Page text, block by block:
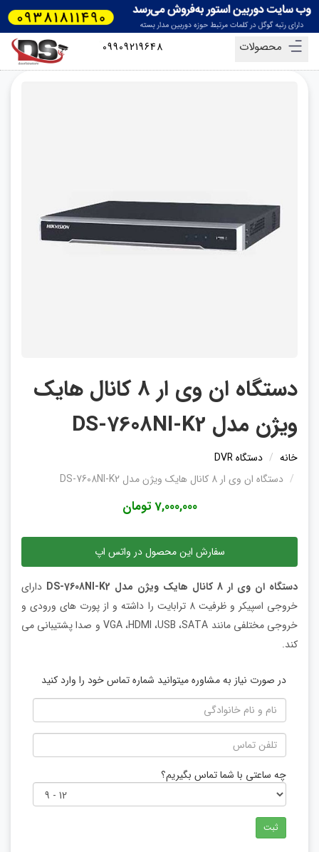
محصولات 09909219648
دستگاه ان وی ار 8 کانال هایک
ویژن مدل DS-7608NI-K2
خانه
دستگاه DVR
دستگاه ان وی ار 8 کانال هایک ویژن مدل DS-7608NI-K2
7,000,000 تومان
سفارش این محصول در واتس اپ
دستگاه ان وی ار 8 کانال هایک ویژن مدل DS-7608NI-K2
دارای
خروجی اسپیکر و ظرفیت 8 ترابایت را داشته و از پورت های ورودی و
خروجی مختلفی مانند VGA ،HDMI ،USB ،SATA و صدا پشتیبانی می
کند.
در صورت نیاز به مشاوره میتوانید شماره تماس خود را وارد کنید
چه ساعتی با شما تماس بگیریم؟
ثبت